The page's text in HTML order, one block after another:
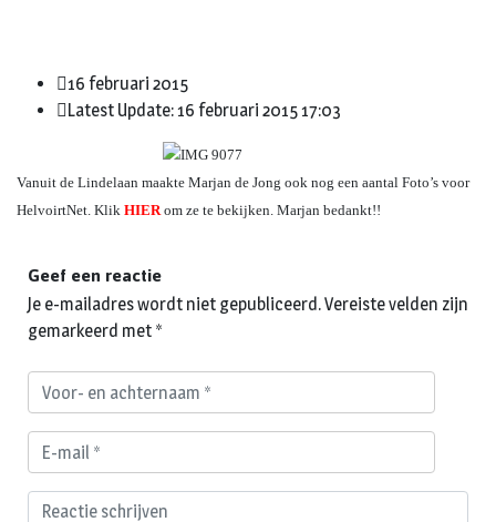
16 februari 2015
Latest Update: 16 februari 2015 17:03
Vanuit de Lindelaan maakte Marjan de Jong ook nog een aantal Foto’s voor
HelvoirtNet. Klik HIERom ze te bekijken. Marjan bedankt!!
Geef een reactie
Je e-mailadres wordt niet gepubliceerd.Vereiste velden zijn
gemarkeerd met *